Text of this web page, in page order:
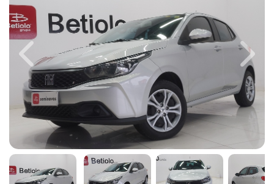
Previous Next